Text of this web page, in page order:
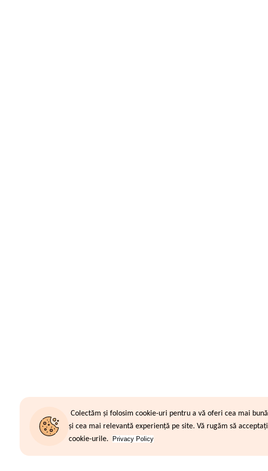
Colectăm și folosim cookie-uri pentru a vă oferi cea mai bună
și cea mai relevantă experiență pe site. Vă rugăm să acceptați
cookie-urile.
Privacy Policy